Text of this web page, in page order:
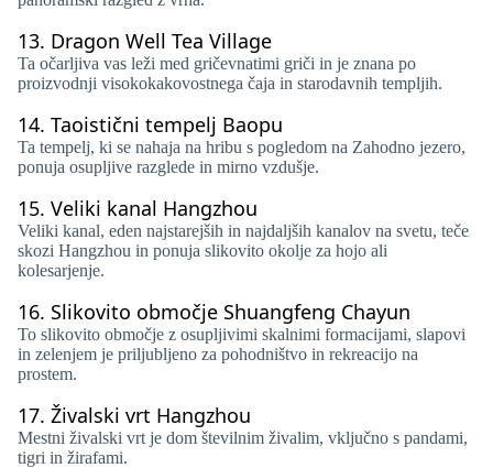
13. Dragon Well Tea Village
Ta očarljiva vas leži med gričevnatimi griči in je znana po
proizvodnji visokokakovostnega čaja in starodavnih templjih.
14. Taoistični tempelj Baopu
Ta tempelj, ki se nahaja na hribu s pogledom na Zahodno jezero,
ponuja osupljive razglede in mirno vzdušje.
15. Veliki kanal Hangzhou
Veliki kanal, eden najstarejših in najdaljših kanalov na svetu, teče
skozi Hangzhou in ponuja slikovito okolje za hojo ali
kolesarjenje.
16. Slikovito območje Shuangfeng Chayun
To slikovito območje z osupljivimi skalnimi formacijami, slapovi
in ​​zelenjem je priljubljeno za pohodništvo in rekreacijo na
prostem.
17. Živalski vrt Hangzhou
Mestni živalski vrt je dom številnim živalim, vključno s pandami,
tigri in žirafami.